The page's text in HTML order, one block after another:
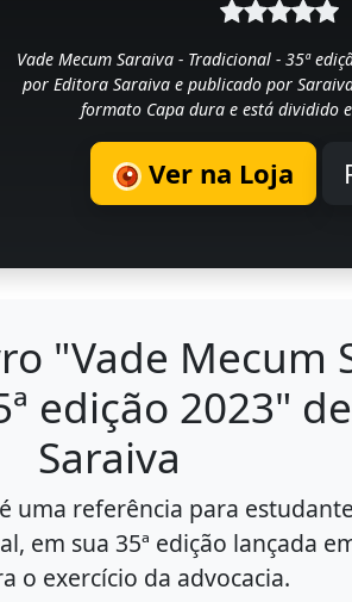
Vade Mecum Saraiva - Tradicional - 35ª
por Editora Saraiva e publicado por
formato Capa dura e está dividido
Ver na Loja
"Vade Mecum
edição 2023"
Saraiva
uma referência para
em sua 35ª edição lançada
o exercício da advocacia.